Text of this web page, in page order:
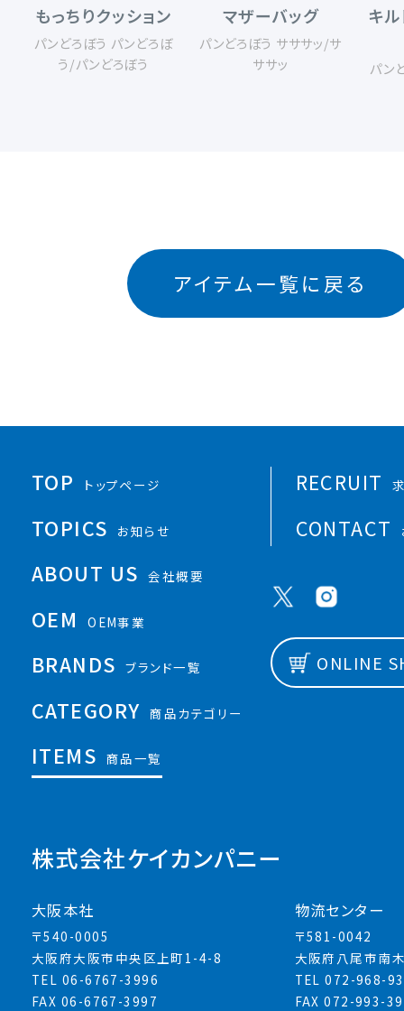
もっちりクッション
パンどろぼう パンどろぼ
う/パンどろぼう
マザーバッグ
パンどろぼう サササッ/サ
ササッ
キ
パン
アイテム一覧に戻る
TOP トップページ
TOPICS お知らせ
ABOUT US 会社概要
OEM OEM事業
BRANDS ブランド一覧
CATEGORY 商品カテゴリー
ITEMS 商品一覧
RECRUIT
CONTACT
ONLINE
株式会社ケイカンパニー
大阪本社
〒540-0005
大阪府大阪市中央区上町1-4-8
TEL 06-6767-3996
FAX 06-6767-3997
物流センター
〒581-0042
大阪府八尾市南
TEL 072-968-
FAX 072-993-